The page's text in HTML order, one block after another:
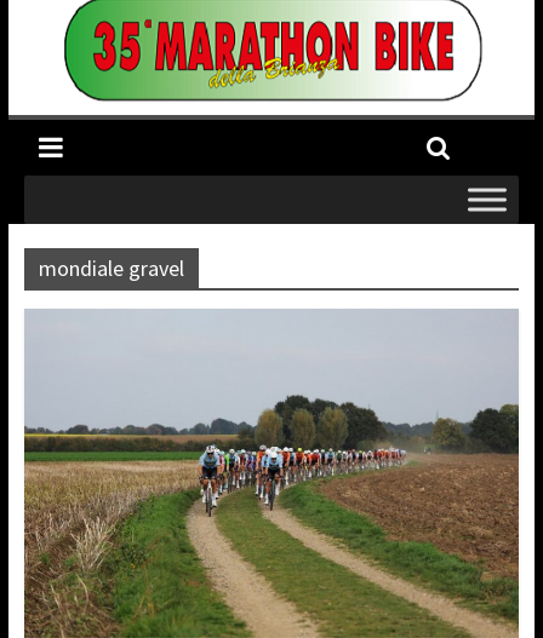
mondiale gravel